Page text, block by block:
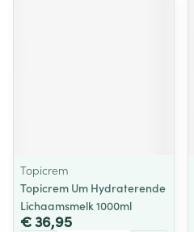
Topicrem
Topicrem Um Hydraterende
Lichaamsmelk 1000ml
€ 36,95